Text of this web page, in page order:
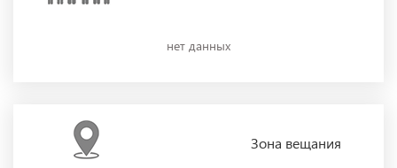
нет данных
Зона вещания